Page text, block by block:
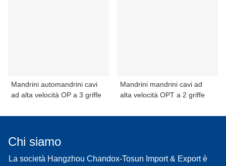
Mandrini automandrini cavi
ad alta velocità OP a 3 griffe
Mandrini mandrini cavi ad
alta velocità OPT a 2 griffe
Chi siamo
La società Hangzhou Chandox-Tosun Import & Export è